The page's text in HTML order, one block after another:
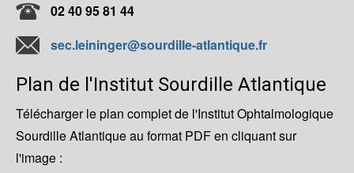
02 40 95 81 44
sec.leininger@sourdille-atlantique.fr
Plan de l'Institut Sourdille Atlantique
Télécharger le plan complet de l'Institut Ophtalmologique
Sourdille Atlantique au format PDF en cliquant sur
l'image :